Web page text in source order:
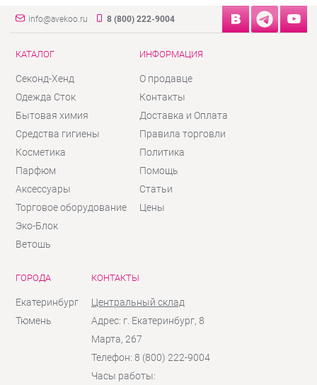
info@avekoo.ru 8 (800) 222-9004
КАТАЛОГ
Секонд-Хенд
Одежда Сток
Бытовая химия
Средства гигиены
Косметика
Парфюм
Аксессуары
Торговое оборудование
Эко-Блок
Ветошь
ИНФОРМАЦИЯ
О продавце
Контакты
Доставка и Оплата
Правила торговли
Политика
Помощь
Статьи
Цены
ГОРОДА
Екатеринбург
Тюмень
КОНТАКТЫ
Центральный склад
Адрес: г. Екатеринбург, 8
Марта, 267
Телефон: 8 (800) 222-9004
Часы работы: